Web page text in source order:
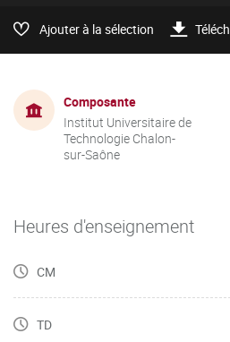
Ajouter à la sélection
Composante
Institut Universitaire de
Technologie Chalon-
sur-Saône
Heures d'enseignement
CM
TD